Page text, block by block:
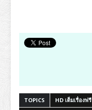
TOPICS HD เต็มเรื่องฟรี